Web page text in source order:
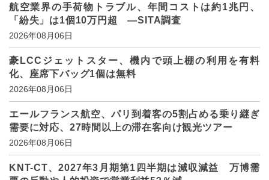
航空業界の手荷物トラブル、年間コストは約1兆円、
「紛失」は1個10万円超 ―SITA調査
2026年08月06日
豪LCCジェットスター、機内で頭上棚の利用を有料
化、座席下バッグ1個は無料
2026年08月06日
エールフランス航空、パリ到着客の5割占める乗り継ぎ
需要に対応、27時間以上の滞在客向け観光ツアー
2026年08月06日
KNT-CT、2027年3月期第1四半期は減収減益 万博需